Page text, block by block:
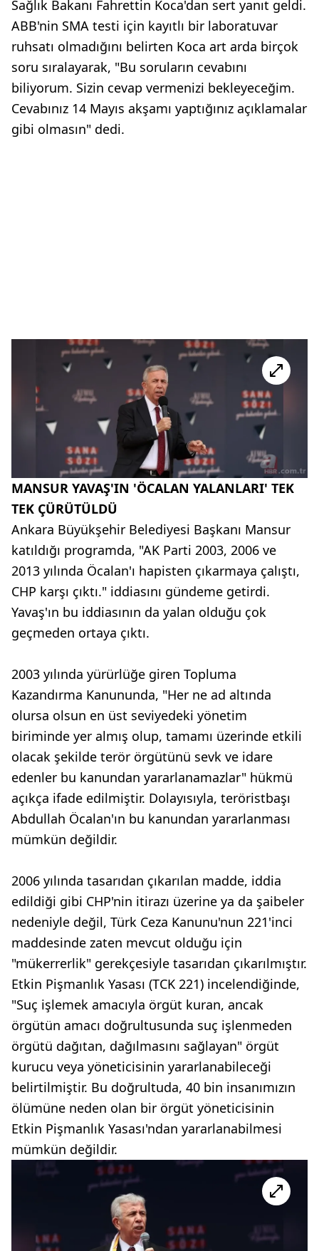
Sağlık Bakanı Fahrettin Koca'dan sert yanıt geldi.
ABB'nin SMA testi için kayıtlı bir laboratuvar
ruhsatı olmadığını belirten Koca art arda birçok
soru sıralayarak, "Bu soruların cevabını
biliyorum. Sizin cevap vermenizi bekleyeceğim.
Cevabınız 14 Mayıs akşamı yaptığınız açıklamalar
gibi olmasın" dedi.
MANSUR YAVAŞ'IN 'ÖCALAN YALANLARI' TEK
TEK ÇÜRÜTÜLDÜ
Ankara Büyükşehir Belediyesi Başkanı Mansur
katıldığı programda, "AK Parti 2003, 2006 ve
2013 yılında Öcalan'ı hapisten çıkarmaya çalıştı,
CHP karşı çıktı." iddiasını gündeme getirdi.
Yavaş'ın bu iddiasının da yalan olduğu çok
geçmeden ortaya çıktı.
2003 yılında yürürlüğe giren Topluma
Kazandırma Kanununda, "Her ne ad altında
olursa olsun en üst seviyedeki yönetim
biriminde yer almış olup, tamamı üzerinde etkili
olacak şekilde terör örgütünü sevk ve idare
edenler bu kanundan yararlanamazlar" hükmü
açıkça ifade edilmiştir. Dolayısıyla, teröristbaşı
Abdullah Öcalan'ın bu kanundan yararlanması
mümkün değildir.
2006 yılında tasarıdan çıkarılan madde, iddia
edildiği gibi CHP'nin itirazı üzerine ya da şaibeler
nedeniyle değil, Türk Ceza Kanunu'nun 221'inci
maddesinde zaten mevcut olduğu için
"mükerrerlik" gerekçesiyle tasarıdan çıkarılmıştır.
Etkin Pişmanlık Yasası (TCK 221) incelendiğinde,
"Suç işlemek amacıyla örgüt kuran, ancak
örgütün amacı doğrultusunda suç işlenmeden
örgütü dağıtan, dağılmasını sağlayan" örgüt
kurucu veya yöneticisinin yararlanabileceği
belirtilmiştir. Bu doğrultuda, 40 bin insanımızın
ölümüne neden olan bir örgüt yöneticisinin
Etkin Pişmanlık Yasası'ndan yararlanabilmesi
mümkün değildir.